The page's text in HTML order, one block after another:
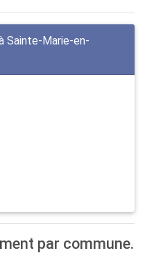
Sainte-Marie-en-
par commune.